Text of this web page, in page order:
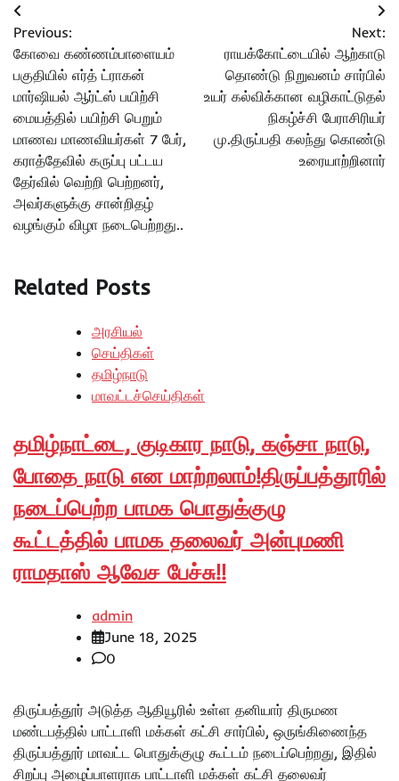
Post
navigation
Previous:
கோவை கண்ணம்பாளையம்
பகுதியில் எர்த் ட்ராகன்
மார்ஷியல் ஆர்ட்ஸ் பயிற்சி
மையத்தில் பயிற்சி பெறும்
மாணவ மாணவியர்கள் 7 பேர்,
கராத்தேவில் கருப்பு பட்டய
தேர்வில் வெற்றி பெற்றனர்,
அவர்களுக்கு சான்றிதழ்
வழங்கும் விழா நடைபெற்றது..
Next:
ராயக்கோட்டையில் ஆற்காடு
தொண்டு நிறுவனம் சார்பில்
உயர் கல்விக்கான வழிகாட்டுதல்
நிகழ்ச்சி பேராசிரியர்
மு.திருப்பதி கலந்து கொண்டு
உரையாற்றினார்
Related Posts
அரசியல்
செய்திகள்
தமிழ்நாடு
மாவட்டச்செய்திகள்
தமிழ்நாட்டை, குடிகார நாடு, கஞ்சா நாடு,
போதை நாடு என மாற்றலாம்!திருப்பத்தூரில்
நடைப்பெற்ற பாமக பொதுக்குழு
கூட்டத்தில் பாமக தலைவர் அன்புமணி
ராமதாஸ் ஆவேச பேச்சு!!
admin
June 18, 2025
0
திருப்பத்தூர் அடுத்த ஆதியூரில் உள்ள தனியார் திருமண
மண்டபத்தில் பாட்டாளி மக்கள் கட்சி சார்பில், ஒருங்கிணைந்த
திருப்பத்தூர் மாவட்ட பொதுக்குழு கூட்டம் நடைப்பெற்றது, இதில்
சிறப்பு அழைப்பாளராக பாட்டாளி மக்கள் கட்சி தலைவர்